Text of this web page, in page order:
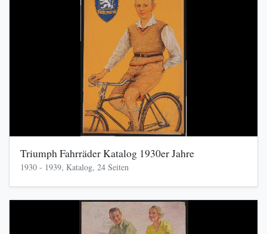
Triumph Fahrräder Katalog 1930er Jahre
1930 - 1939, Katalog, 24 Seiten